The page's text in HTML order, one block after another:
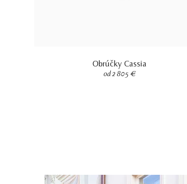
Obrúčky Cassia
od 2 805 €